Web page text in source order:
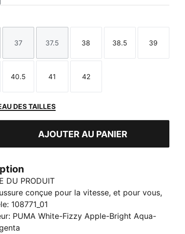
Taille
37
Taille
37.5
Taille
38
Taille
38.5
Taille
39
Taille
40.5
Taille
41
Taille
42
DES TAILLES
aux favorisAJOUTER AU PANIER
DU PRODUIT
conçue pour la vitesse, et pour vous,
Découvre une expérience personnalisée
une chaussure spécialement conçue
des femmes. La silhouette épurée
: 108771_01
: PUMA White-Fizzy Apple-Bright Aqua-